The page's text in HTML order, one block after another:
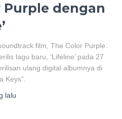
Purple dengan
film, The Color Purple.
lagu baru, ‘Lifeline’ pada 27
ulang digital albumnya di
Keys”.
lalu